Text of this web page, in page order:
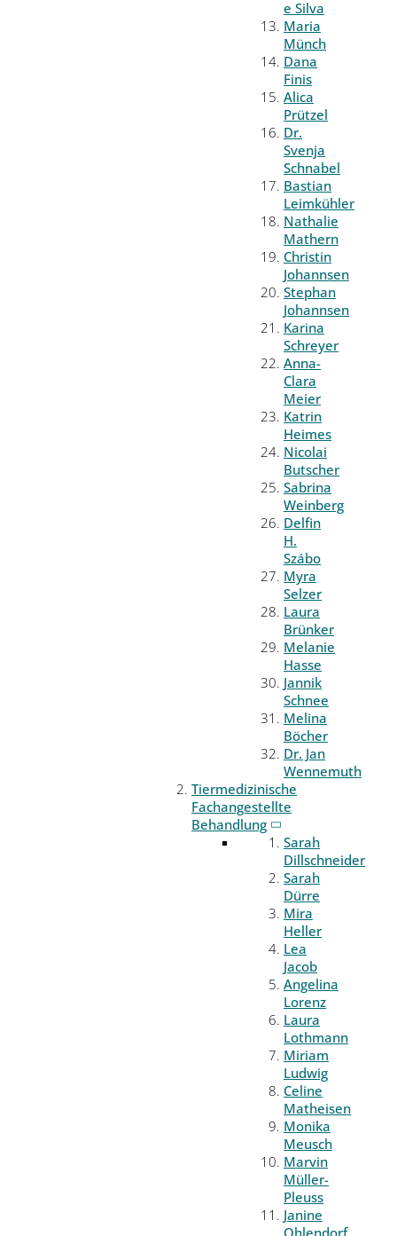
e Silva
Maria
Münch
Dana
Finis
Alica
Prützel
Dr.
Svenja
Schnabel
Bastian
Leimkühler
Nathalie
Mathern
Christin
Johannsen
Stephan
Johannsen
Karina
Schreyer
Anna-
Clara
Meier
Katrin
Heimes
Nicolai
Butscher
Sabrina
Weinberg
Delfin
H.
Szábo
Myra
Selzer
Laura
Brünker
Melanie
Hasse
Jannik
Schnee
Melina
Böcher
Dr. Jan
Wennemuth
Tiermedizinische
Fachangestellte
Behandlung
Sarah
Dillschneider
Sarah
Dürre
Mira
Heller
Lea
Jacob
Angelina
Lorenz
Laura
Lothmann
Miriam
Ludwig
Celine
Matheisen
Monika
Meusch
Marvin
Müller-
Pleuss
Janine
Ohlendorf